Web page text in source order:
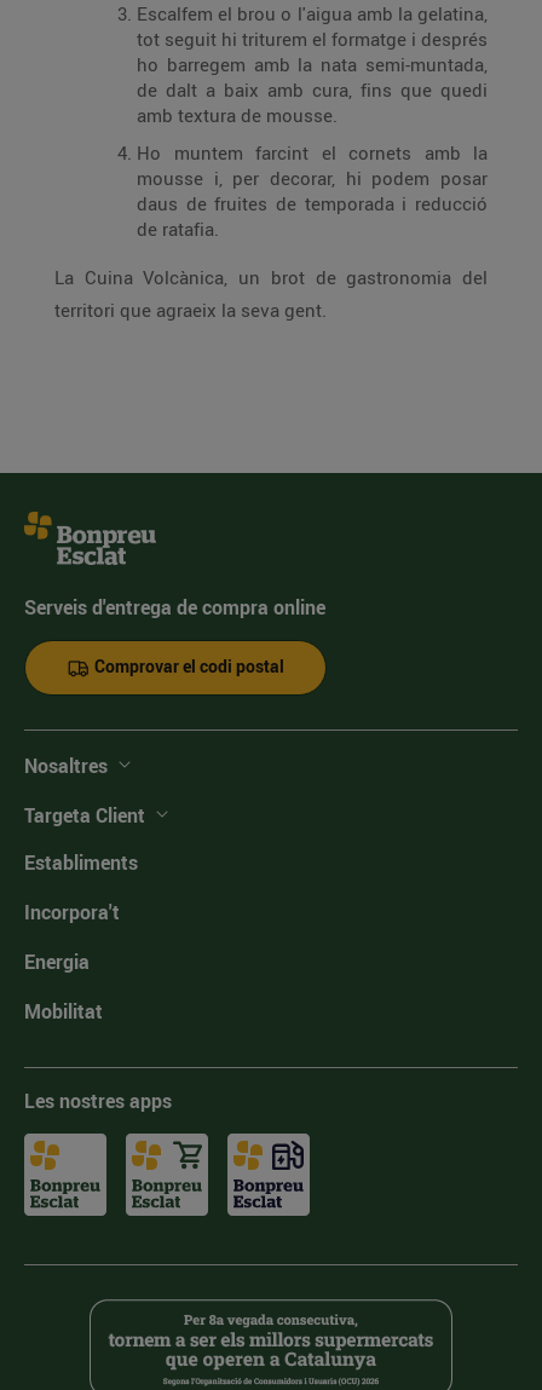
Escalfem el brou o l'aigua amb la gelatina,
tot seguit hi triturem el formatge i després
ho barregem amb la nata semi-muntada,
de dalt a baix amb cura, fins que quedi
amb textura de mousse.
Ho muntem farcint el cornets amb la
mousse i, per decorar, hi podem posar
daus de fruites de temporada i reducció
de ratafia.
La Cuina Volcànica, un brot de gastronomia del
territori que agraeix la seva gent.
Serveis d'entrega de compra online
Comprovar el codi postal
Nosaltres
Targeta Client
Establiments
Incorpora't
Energia
Mobilitat
Les nostres apps